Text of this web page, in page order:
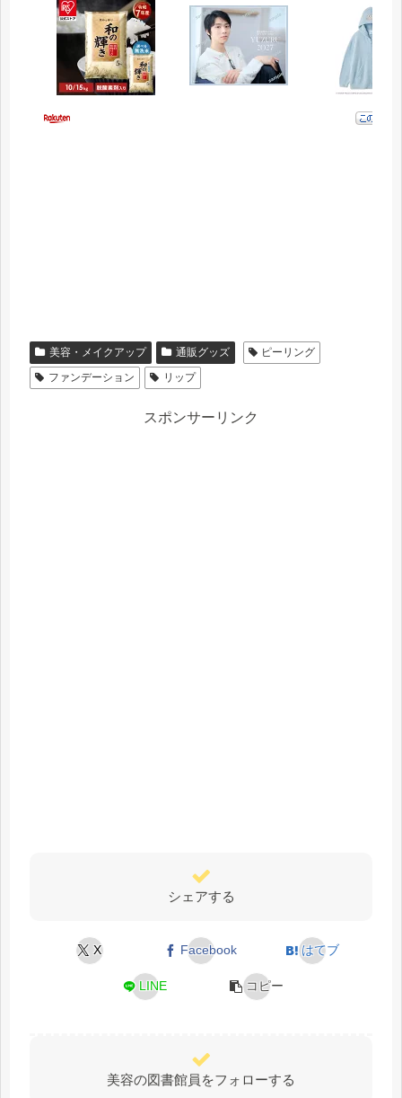
美容・メイクアップ 通販グッズ
ピーリング
ファンデーション
リップ
スポンサーリンク
シェアする
X Facebook はてブ
LINE コピー
美容の図書館員をフォローする